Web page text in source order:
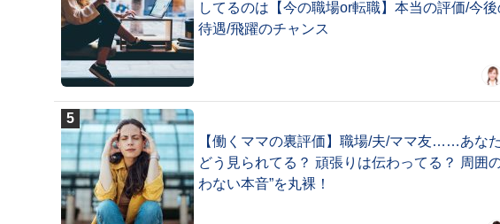
してるのは【今の職場or転職】本当の評価/今後
待遇/飛躍のチャンス
【働くママの裏評価】職場/夫/ママ友……あな
どう見られてる？ 頑張りは伝わってる？ 周囲
わない本音”を丸裸！